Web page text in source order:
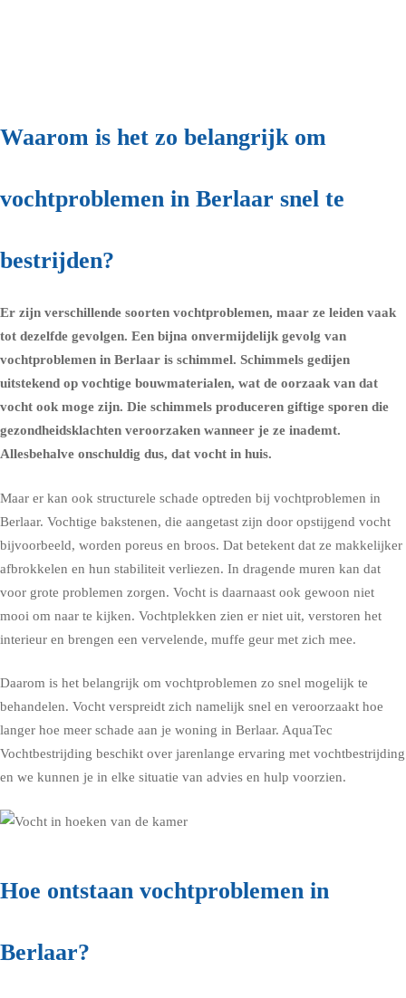
Waarom is het zo belangrijk om
vochtproblemen in Berlaar snel te
bestrijden?
Er zijn verschillende soorten vochtproblemen, maar ze leiden vaak
tot dezelfde gevolgen. Een bijna onvermijdelijk gevolg van
vochtproblemen in Berlaar is schimmel. Schimmels gedijen
uitstekend op vochtige bouwmaterialen, wat de oorzaak van dat
vocht ook moge zijn. Die schimmels produceren giftige sporen die
gezondheidsklachten veroorzaken wanneer je ze inademt.
Allesbehalve onschuldig dus, dat vocht in huis.
Maar er kan ook structurele schade optreden bij vochtproblemen in
Berlaar. Vochtige bakstenen, die aangetast zijn door opstijgend vocht
bijvoorbeeld, worden poreus en broos. Dat betekent dat ze makkelijker
afbrokkelen en hun stabiliteit verliezen. In dragende muren kan dat
voor grote problemen zorgen. Vocht is daarnaast ook gewoon niet
mooi om naar te kijken. Vochtplekken zien er niet uit, verstoren het
interieur en brengen een vervelende, muffe geur met zich mee.
Daarom is het belangrijk om vochtproblemen zo snel mogelijk te
behandelen. Vocht verspreidt zich namelijk snel en veroorzaakt hoe
langer hoe meer schade aan je woning in Berlaar. AquaTec
Vochtbestrijding beschikt over jarenlange ervaring met vochtbestrijding
en we kunnen je in elke situatie van advies en hulp voorzien.
Hoe ontstaan vochtproblemen in
Berlaar?